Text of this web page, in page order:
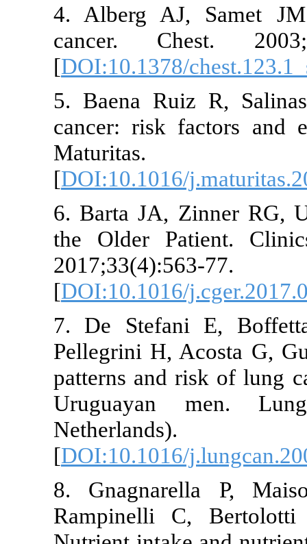
4. Alberg AJ,
cancer. Chest.
[DOI:10.1378/
5. Baena Ruiz R,
cancer: risk factors
Maturitas.
[DOI:10.1016/
6. Barta JA, Zinner
the Older Patient.
2017;33(4):563-77.
[DOI:10.1016/
7. De Stefani E,
Pellegrini H, Acosta
patterns and risk of
Uruguayan men.
[DOI:10.1016/
8. Gnagnarella P,
Rampinelli C,